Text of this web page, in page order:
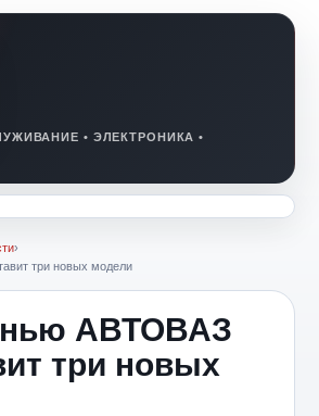
›
три новых модели
АВТОВАЗ
три новых